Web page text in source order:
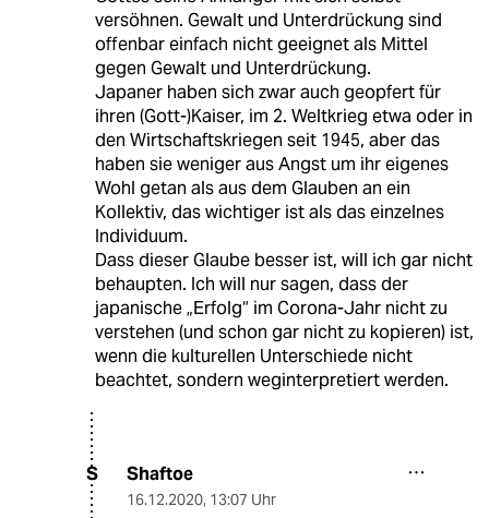
versöhnen. Gewalt und Unterdrückung sind
offenbar einfach nicht geeignet als Mittel
gegen Gewalt und Unterdrückung.
Japaner haben sich zwar auch geopfert für
ihren (Gott-)Kaiser, im 2. Weltkrieg etwa oder in
den Wirtschaftskriegen seit 1945, aber das
haben sie weniger aus Angst um ihr eigenes
Wohl getan als aus dem Glauben an ein
Kollektiv, das wichtiger ist als das einzelnes
Individuum.
Dass dieser Glaube besser ist, will ich gar nicht
behaupten. Ich will nur sagen, dass der
japanische „Erfolg“ im Corona-Jahr nicht zu
verstehen (und schon gar nicht zu kopieren) ist,
wenn die kulturellen Unterschiede nicht
beachtet, sondern weginterpretiert werden.
S Shaftoe
16.12.2020, 13:07 Uhr